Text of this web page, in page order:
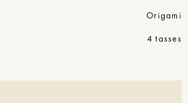
Origami
4 tasses